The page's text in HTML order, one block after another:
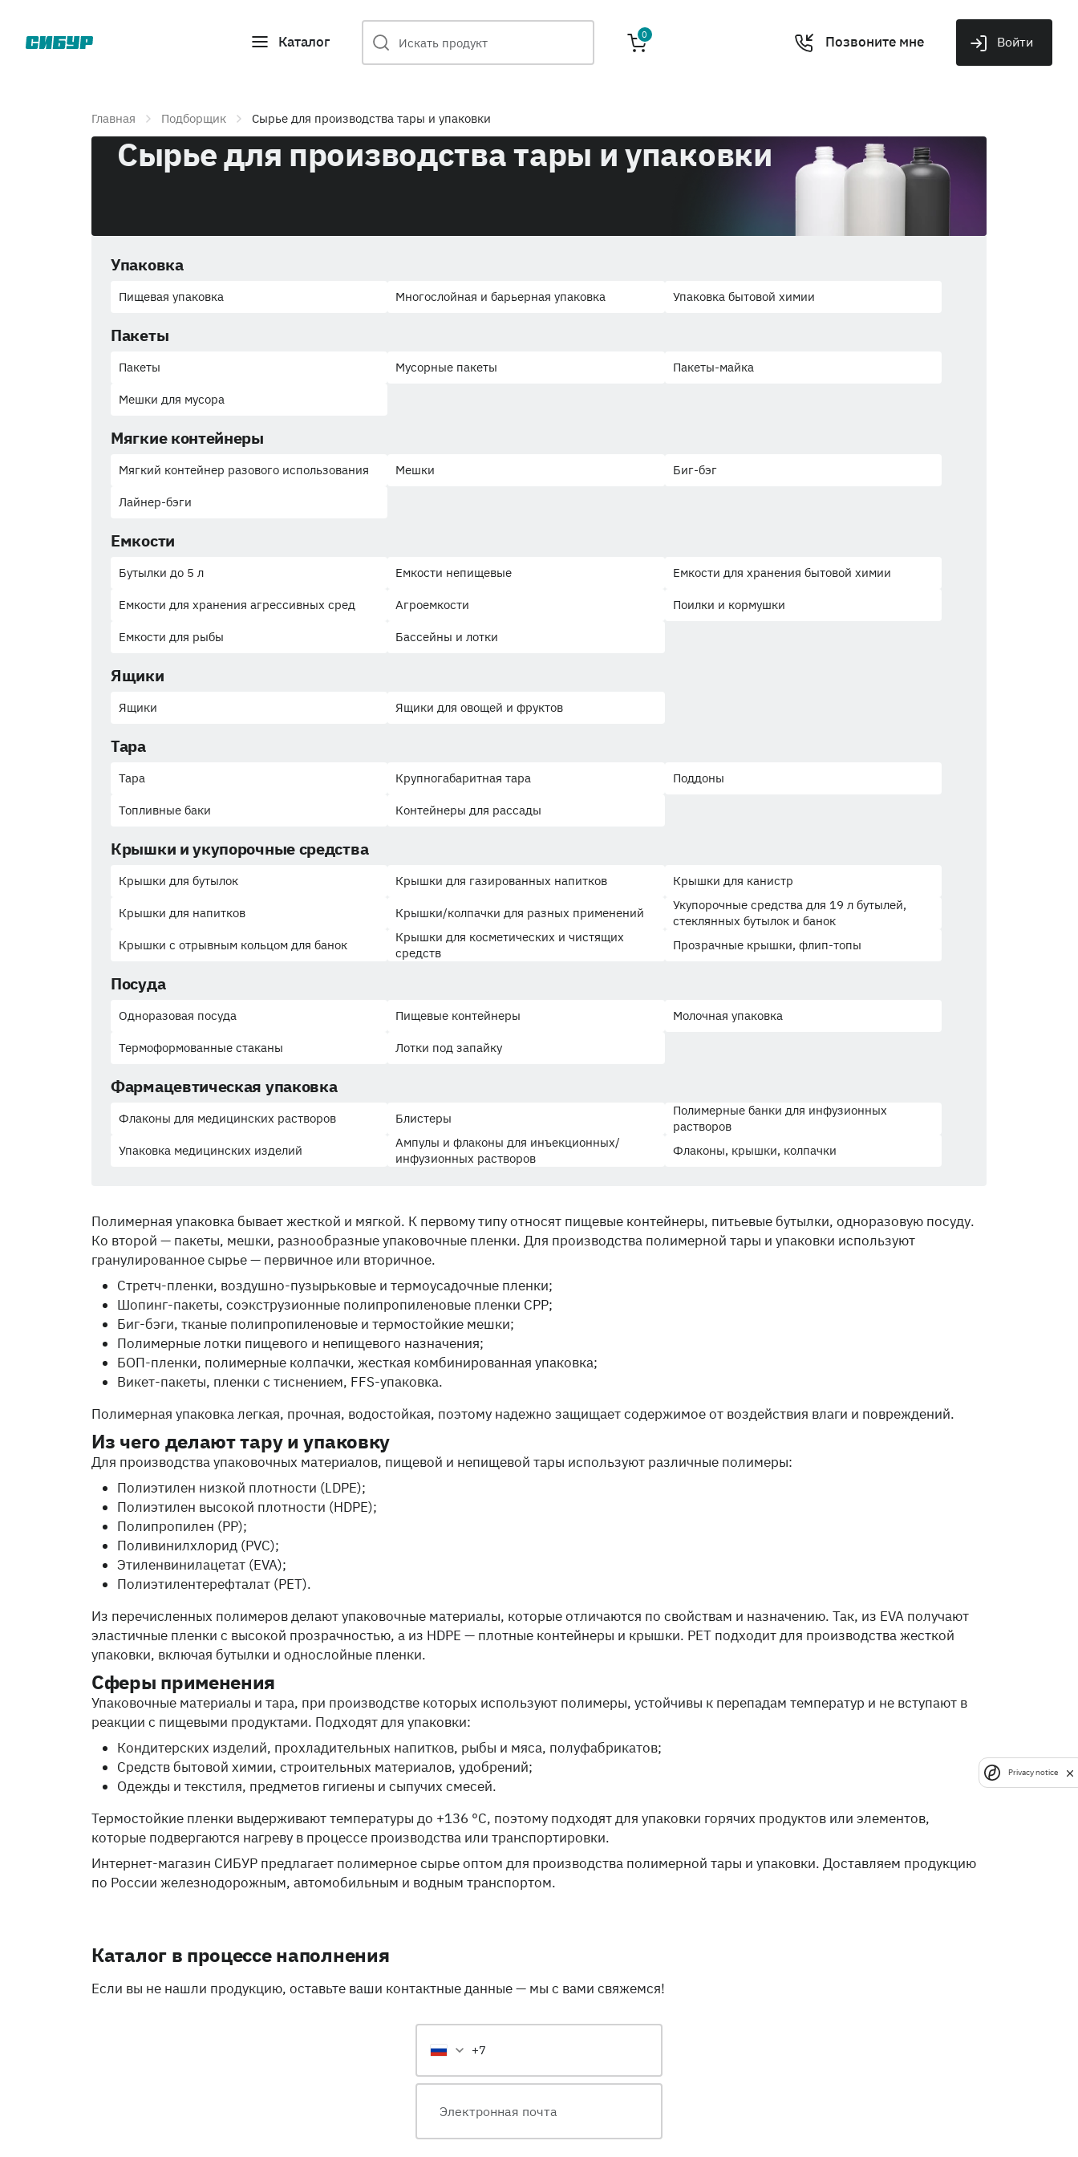
Каталог 0 Позвоните мне Войти
Главная Подборщик Сырье для производства тары и упаковки
Сырье для производства тары и упаковки
Упаковка
Пищевая упаковка Многослойная и барьерная упаковка Упаковка бытовой химии
Пакеты
Пакеты Мусорные пакеты Пакеты-майка
Мешки для мусора
Мягкие контейнеры
Мягкий контейнер разового использования Мешки Биг-бэг
Лайнер-бэги
Емкости
Бутылки до 5 л Емкости непищевые Емкости для хранения бытовой химии
Емкости для хранения агрессивных сред Агроемкости Поилки и кормушки
Емкости для рыбы Бассейны и лотки
Ящики
Ящики Ящики для овощей и фруктов
Тара
Тара Крупногабаритная тара Поддоны
Топливные баки Контейнеры для рассады
Крышки и укупорочные средства
Крышки для бутылок Крышки для газированных напитков Крышки для канистр
Крышки для напитков Крышки/колпачки для разных применений
Укупорочные средства для 19 л бутылей,
стеклянных бутылок и банок
Крышки с отрывным кольцом для банок
Крышки для косметических и чистящих
средств
Прозрачные крышки, флип-топы
Посуда
Одноразовая посуда Пищевые контейнеры Молочная упаковка
Термоформованные стаканы Лотки под запайку
Фармацевтическая упаковка
Флаконы для медицинских растворов Блистеры
Полимерные банки для инфузионных
растворов
Упаковка медицинских изделий
Ампулы и флаконы для инъекционных/
инфузионных растворов
Флаконы, крышки, колпачки
Полимерная упаковка бывает жесткой и мягкой. К первому типу относят пищевые контейнеры, питьевые бутылки, одноразовую посуду.
Ко второй — пакеты, мешки, разнообразные упаковочные пленки. Для производства полимерной тары и упаковки используют
гранулированное сырье — первичное или вторичное.
Стретч-пленки, воздушно-пузырьковые и термоусадочные пленки;
Шопинг-пакеты, соэкструзионные полипропиленовые пленки CPP;
Биг-бэги, тканые полипропиленовые и термостойкие мешки;
Полимерные лотки пищевого и непищевого назначения;
БОП-пленки, полимерные колпачки, жесткая комбинированная упаковка;
Викет-пакеты, пленки с тиснением, FFS-упаковка.
Полимерная упаковка легкая, прочная, водостойкая, поэтому надежно защищает содержимое от воздействия влаги и повреждений.
Из чего делают тару и упаковку
Для производства упаковочных материалов, пищевой и непищевой тары используют различные полимеры:
Полиэтилен низкой плотности (LDPE);
Полиэтилен высокой плотности (HDPE);
Полипропилен (PP);
Поливинилхлорид (PVC);
Этиленвинилацетат (EVA);
Полиэтилентерефталат (PET).
Из перечисленных полимеров делают упаковочные материалы, которые отличаются по свойствам и назначению. Так, из EVA получают
эластичные пленки с высокой прозрачностью, а из HDPE — плотные контейнеры и крышки. PET подходит для производства жесткой
упаковки, включая бутылки и однослойные пленки.
Сферы применения
Упаковочные материалы и тара, при производстве которых используют полимеры, устойчивы к перепадам температур и не вступают в
реакции с пищевыми продуктами. Подходят для упаковки:
Кондитерских изделий, прохладительных напитков, рыбы и мяса, полуфабрикатов;
Средств бытовой химии, строительных материалов, удобрений;
Одежды и текстиля, предметов гигиены и сыпучих смесей.
Термостойкие пленки выдерживают температуры до +136 °C, поэтому подходят для упаковки горячих продуктов или элементов,
которые подвергаются нагреву в процессе производства или транспортировки.
Интернет-магазин СИБУР предлагает полимерное сырье оптом для производства полимерной тары и упаковки. Доставляем продукцию
по России железнодорожным, автомобильным и водным транспортом.
Каталог в процессе наполнения
Если вы не нашли продукцию, оставьте ваши контактные данные — мы с вами свяжемся!
Privacy notice